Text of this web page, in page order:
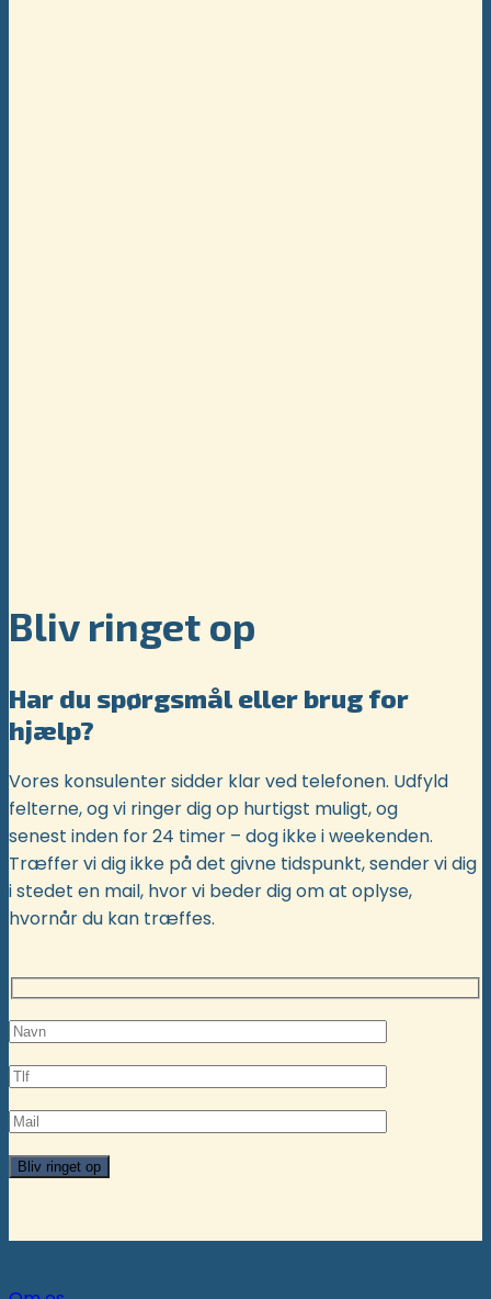
Bliv ringet op
Har du spørgsmål eller brug for
hjælp?
Vores konsulenter sidder klar ved telefonen. Udfyld
felterne, og vi ringer dig op hurtigst muligt, og
senest inden for 24 timer – dog ikke i weekenden.
Træffer vi dig ikke på det givne tidspunkt, sender vi dig
i stedet en mail, hvor vi beder dig om at oplyse,
hvornår du kan træffes.